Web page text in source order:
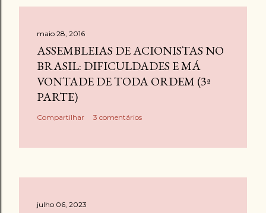
maio 28, 2016
ASSEMBLEIAS DE ACIONISTAS NO
BRASIL: DIFICULDADES E MÁ
VONTADE DE TODA ORDEM (3ª
PARTE)
Compartilhar 3 comentários
julho 06, 2023